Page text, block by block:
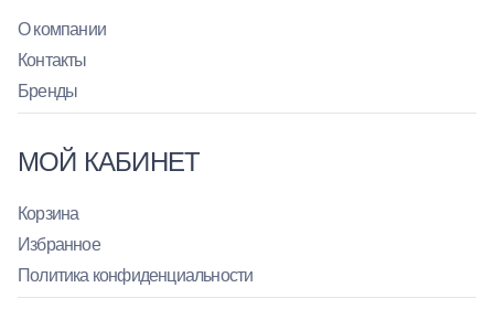
О компании
Контакты
Бренды
МОЙ КАБИНЕТ
Корзина
Избранное
Политика конфиденциальности